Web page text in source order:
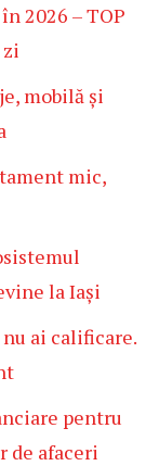
2026 – TOP
mobilă și
mic,
la Iași
ai calificare.
pentru
de afaceri